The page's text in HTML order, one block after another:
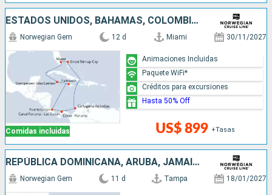
ESTADOS UNIDOS, BAHAMAS, COLOMBIA, PANAMÁ, COSTA RICA, JAMAICA, ISLAS CAIMÁN
Comidas incluidas
Norwegian Gem 12 d Miami 30/11/2027
US$ 899 +Tasas
Animaciones Incluidas
Paquete WiFi*
Créditos para excursiones
Hasta 50% Off
REPÚBLICA DOMINICANA, ARUBA, JAMAICA, ISLAS CAIMÁN, ESTADOS UNIDOS
Norwegian Gem 11 d Tampa 18/01/2027